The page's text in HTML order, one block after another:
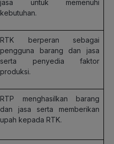
jasa untuk memenuhi
kebutuhan.
RTK berperan sebagai
pengguna barang dan jasa
serta penyedia faktor
produksi.
RTP menghasilkan barang
dan jasa serta memberikan
upah kepada RTK.